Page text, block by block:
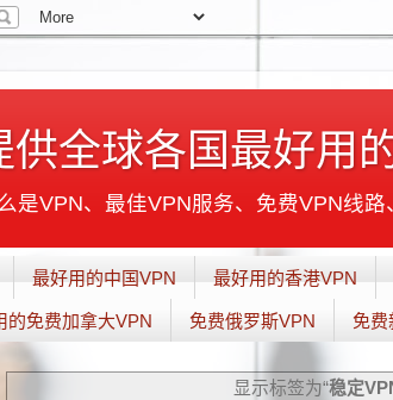
供全球各国最好用
是VPN、最佳VPN服务、免费VPN线
最好用的中国VPN 最好用的香港VPN
的免费加拿大VPN 免费俄罗斯VPN 免费
显示标签为“稳定